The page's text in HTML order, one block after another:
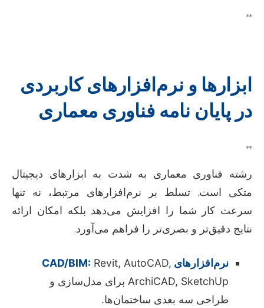
**
ابزارها و نرم‌افزارهای کاربردی
در پایان نامه فناوری معماری
**
رشته فناوری معماری به شدت به ابزارهای دیجیتال
متکی است. تسلط بر نرم‌افزارهای مرتبط، نه تنها
سرعت کار شما را افزایش می‌دهد بلکه امکان ارائه
نتایج دقیق‌تر و بصری‌تر را فراهم می‌آورد.
نرم‌افزارهای CAD/BIM: Revit, AutoCAD,
ArchiCAD, SketchUp برای مدل‌سازی و
طراحی سه بعدی ساختمان‌ها.